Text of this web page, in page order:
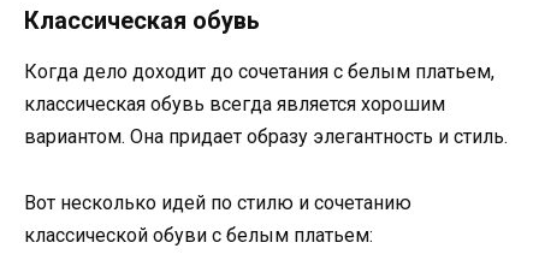
Классическая обувь
Когда дело доходит до сочетания с белым платьем,
классическая обувь всегда является хорошим
вариантом. Она придает образу элегантность и стиль.
Вот несколько идей по стилю и сочетанию
классической обуви с белым платьем: